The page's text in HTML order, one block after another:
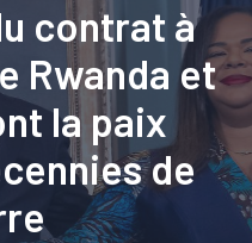
contrat à
Rwanda et
la paix
de